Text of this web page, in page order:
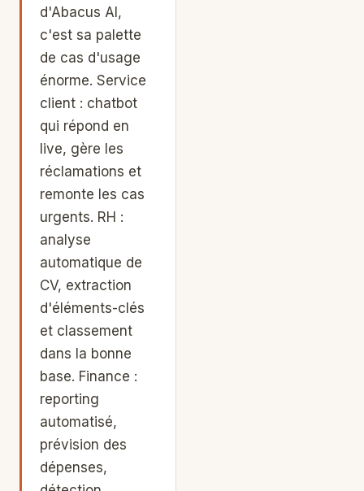
d'Abacus AI,
c'est sa palette
de cas d'usage
énorme. Service
client : chatbot
qui répond en
live, gère les
réclamations et
remonte les cas
urgents. RH :
analyse
automatique de
CV, extraction
d'éléments-clés
et classement
dans la bonne
base. Finance :
reporting
automatisé,
prévision des
dépenses,